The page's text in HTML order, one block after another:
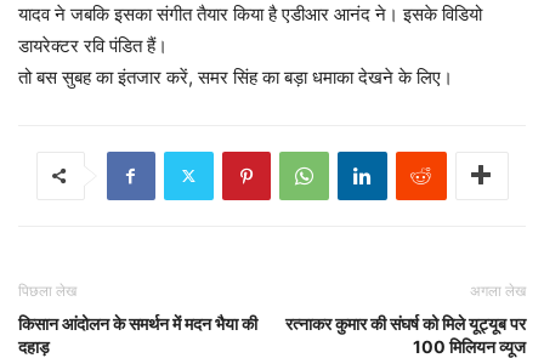
यादव ने जबकि इसका संगीत तैयार किया है एडीआर आनंद ने। इसके विडियो
डायरेक्टर रवि पंडित हैं।
तो बस सुबह का इंतजार करें, समर सिंह का बड़ा धमाका देखने के लिए।
पिछला लेख
किसान आंदोलन के समर्थन में मदन भैया की
दहाड़
अगला लेख
रत्नाकर कुमार की संघर्ष को मिले यूट्यूब पर
100 मिलियन व्यूज